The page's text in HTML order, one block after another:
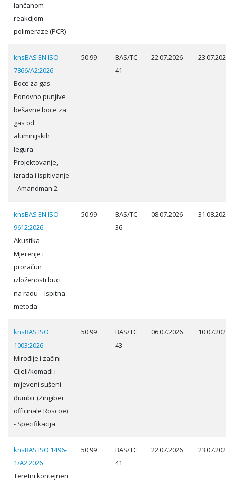
lančanom
reakcijom
polimeraze (PCR)
knsBAS EN ISO
7866/A2:2026
Boce za gas -
Ponovno punjive
bešavne boce za
gas od
aluminijskih
legura -
Projektovanje,
izrada i ispitivanje
- Amandman 2
50.99
BAS/TC
41
22.07.2026
knsBAS EN ISO
9612:2026
Akustika –
Mjerenje i
proračun
izloženosti buci
na radu – Ispitna
metoda
50.99
BAS/TC
36
08.07.2026
knsBAS ISO
1003:2026
Mirođije i začini -
Cijeli/komadi i
mljeveni sušeni
đumbir (Zingiber
officinale Roscoe)
- Specifikacija
50.99
BAS/TC
43
06.07.2026
knsBAS ISO 1496-
1/A2:2026
Teretni kontejneri
50.99
BAS/TC
41
22.07.2026